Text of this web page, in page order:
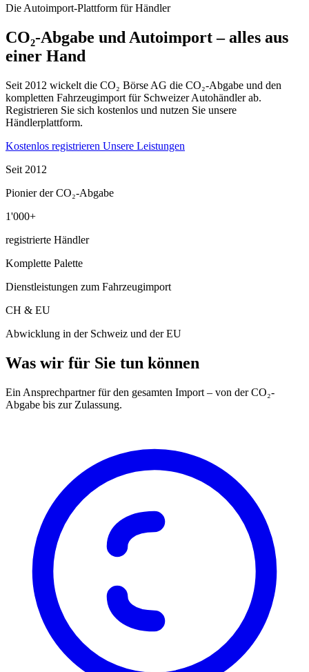
Die Autoimport-Plattform für Händler
CO₂-Abgabe und Autoimport – alles aus
einer Hand
Seit 2012 wickelt die CO₂ Börse AG die CO₂-Abgabe und den
kompletten Fahrzeugimport für Schweizer Autohändler ab.
Registrieren Sie sich kostenlos und nutzen Sie unsere
Händlerplattform.
Kostenlos registrieren Unsere Leistungen
Seit 2012
Pionier der CO₂-Abgabe
1'000+
registrierte Händler
Komplette Palette
Dienstleistungen zum Fahrzeugimport
CH & EU
Abwicklung in der Schweiz und der EU
Was wir für Sie tun können
Ein Ansprechpartner für den gesamten Import – von der CO₂-
Abgabe bis zur Zulassung.